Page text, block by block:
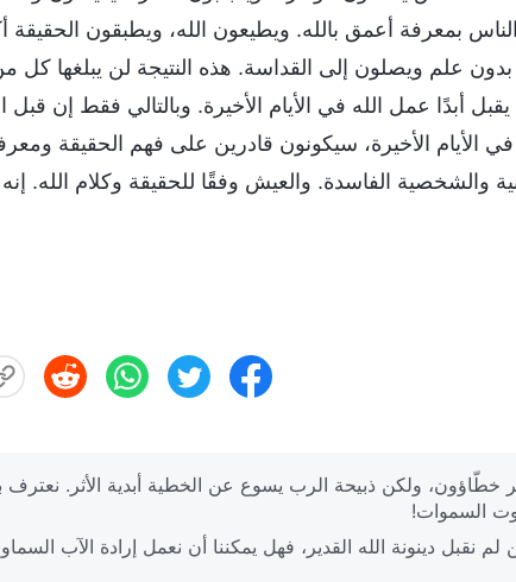
بمعرفة أعمق بالله. ويطيعون الله، ويطبقون
بدون علم ويصلون إلى القداسة. هذه النتيجة لن يبلغها
يقبل أبدًا عمل الله في الأيام الأخيرة. وبالتالي فقط إن قبل
في الأيام الأخيرة، سيكونون قادرين على فهم الحقيقة
والشخصية الفاسدة. والعيش وفقًا للحقيقة وكلام الله.
البشر خطّاؤون، ولكن ذبيحة الرب يسوع عن الخطية أبدية الأثر.
السموات!